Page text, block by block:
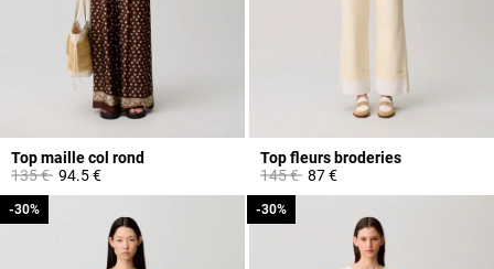
Top maille col rond
Prix réduit à partir de
135 €à94.5 €
Top fleurs broderies
Prix réduit à partir de
145 €à87 €
-30%
-30% -30%
-30%